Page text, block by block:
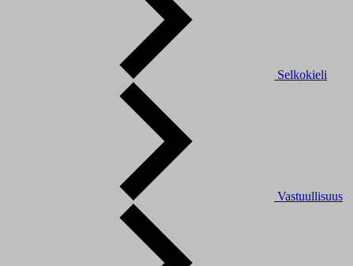
Selkokieli
Vastuullisuus